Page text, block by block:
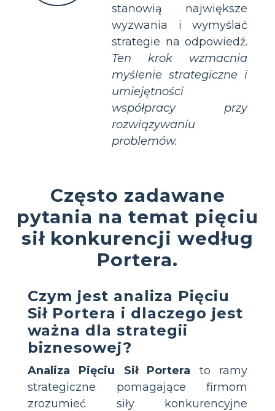
stanowią największe
wyzwania i wymyślać
strategie na odpowiedź.
Ten krok wzmacnia
myślenie strategiczne i
umiejętności
współpracy przy
rozwiązywaniu
problemów.
Często zadawane
pytania na temat pięciu
sił konkurencji według
Portera.
Czym jest analiza Pięciu
Sił Portera i dlaczego jest
ważna dla strategii
biznesowej?
Analiza Pięciu Sił Portera to ramy
strategiczne pomagające firmom
zrozumieć siły konkurencyjne